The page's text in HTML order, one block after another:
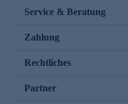
Service & Beratung
Zahlung
Rechtliches
Partner